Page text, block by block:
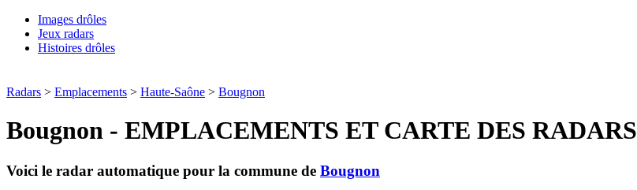
Images drôles
Jeux radars
Histoires drôles
Radars > Emplacements > Haute-Saône > Bougnon
Bougnon - EMPLACEMENTS ET CARTE DES RADARS
Voici le radar automatique pour la commune de Bougnon